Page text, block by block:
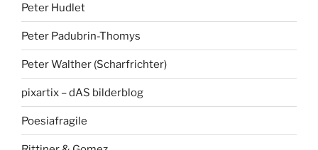
Peter Hudlet
Peter Padubrin-Thomys
Peter Walther (Scharfrichter)
pixartix – dAS bilderblog
Poesiafragile